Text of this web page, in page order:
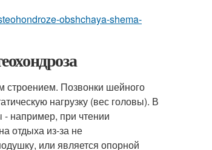
obshchaya-shema-
строением. Позвонки шейного
нагрузку (вес головы). В
например, при чтении
отдыха из-за не
или является опорной